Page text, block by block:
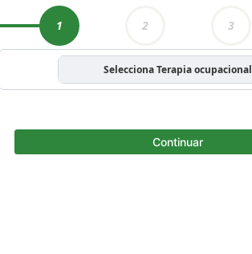
1 2 3
Selecciona Terapia ocupacional
Continuar